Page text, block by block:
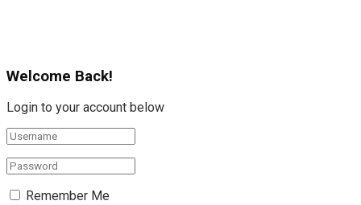
Welcome Back!
Login to your account below
Remember Me